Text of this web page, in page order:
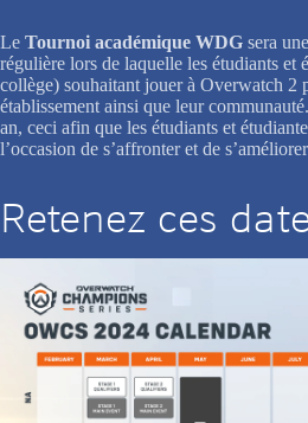
Le Tournoi académique WDG sera
régulière lors de laquelle les étudiants et
collège) souhaitant jouer à Overwatch 2
établissement ainsi que leur
an, ceci afin que les étudiants et
l’occasion de s’affronter et de
Retenez ces